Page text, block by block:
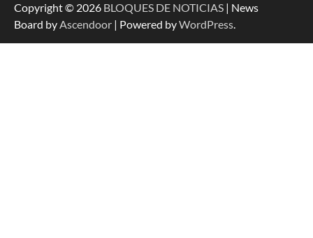
Copyright © 2026 BLOQUES DE NOTICIAS | News
Board byAscendoor | Powered byWordPress.